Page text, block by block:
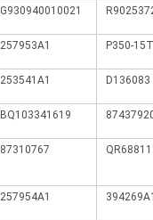
G930940010021
257953A1 P350-15T
253541A1 D136083
BQ103341619
87310767
257954A1